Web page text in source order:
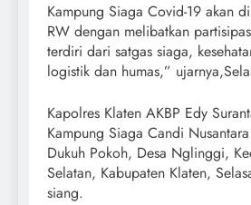
Kampung Siaga Covid-19 akan
RW dengan melibatkan
terdiri dari satgas siaga,
logistik dan humas,”
Kapolres Klaten AKBP Edy
Kampung Siaga Candi
Dukuh Pokoh, Desa Nglinggi,
Selatan, Kabupaten Klaten,
siang.